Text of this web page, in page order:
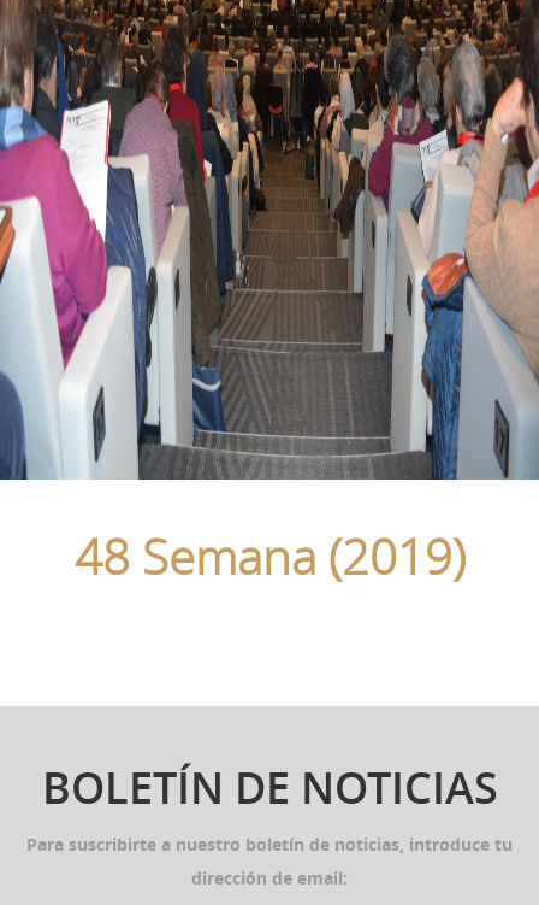
48 Semana (2019)
BOLETÍN DE NOTICIAS
Para suscribirte a nuestro boletín de noticias, introduce tu
dirección de email: